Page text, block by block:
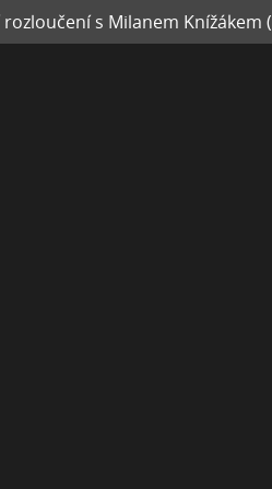
s Milanem Knížákem